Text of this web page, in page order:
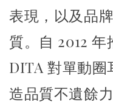
表現，以及品
質。 自 2012
DITA 對單動圈
造品質不遺餘力